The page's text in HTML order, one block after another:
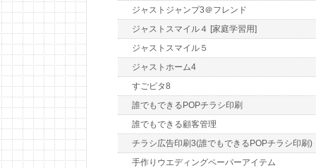
ジャストジャンプ3＠フレンド
ジャストスマイル４ [家庭学習用]
ジャストスマイル５
ジャストホーム4
すごピタ8
誰でもできるPOPチラシ印刷
誰でもできる顧客管理
チラシ広告印刷3(誰でもできるPOPチラシ印刷)
手作りウエディングペーパーアイテム